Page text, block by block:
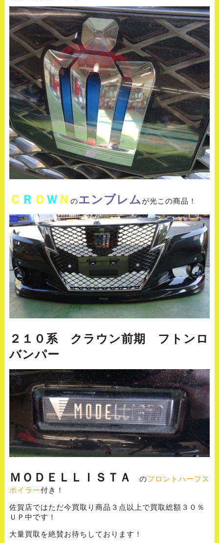
Ｃ Ｒ Ｏ Ｗ Ｎ のエンブレムが光この商品！
２１０系 クラウン前期 フトンロ
バンパー
ＭＯＤＥＬＬＩＳＴＡ のフロントハーフス
ポイラー付き！
佐賀店ではただ今買取り商品３点以上で買取総額３０％
ＵＰ中です！
大量買取を絶賛お待ちしております！